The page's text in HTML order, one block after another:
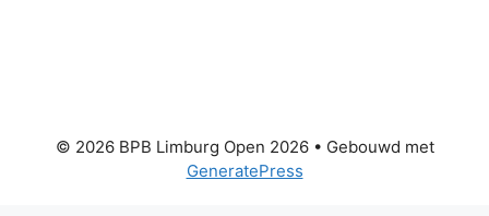
© 2026 BPB Limburg Open 2026• Gebouwd met
GeneratePress